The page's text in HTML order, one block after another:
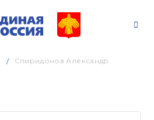
Спиридонов Александр